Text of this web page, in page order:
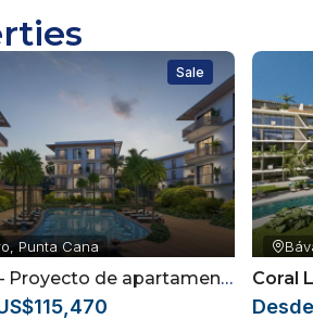
HMS
contrato
Sale
Punta Cana
de apartamentos ubicado en Bávaro, Punta Cana Coral